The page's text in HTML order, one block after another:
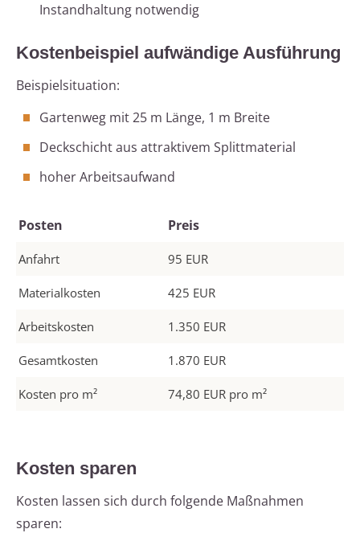
Instandhaltung notwendig
Kostenbeispiel aufwändige Ausführung
Beispielsituation:
Gartenweg mit 25 m Länge, 1 m Breite
Deckschicht aus attraktivem Splittmaterial
hoher Arbeitsaufwand
Posten Preis
Anfahrt 95 EUR
Materialkosten 425 EUR
Arbeitskosten 1.350 EUR
Gesamtkosten 1.870 EUR
Kosten pro m² 74,80 EUR pro m²
Kosten sparen
Kosten lassen sich durch folgende Maßnahmen
sparen: